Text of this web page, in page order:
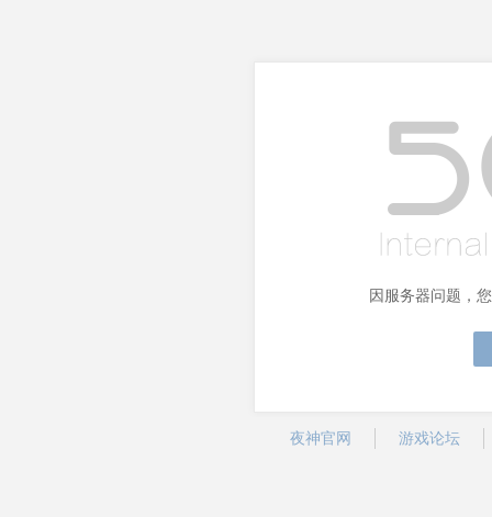
因服务器问题，
夜神官网 游戏论坛